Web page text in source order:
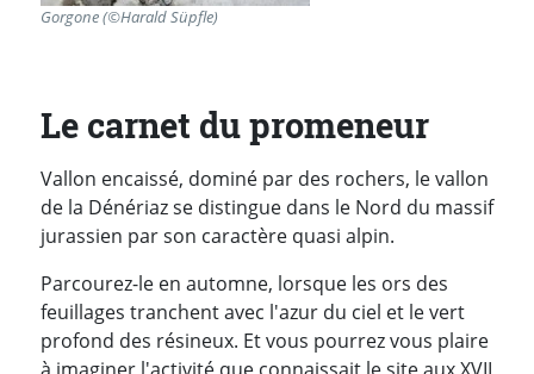
Gorgone (©Harald Süpfle)
Le carnet du promeneur
Vallon encaissé, dominé par des rochers, le vallon
de la Dénériaz se distingue dans le Nord du massif
jurassien par son caractère quasi alpin.
Parcourez-le en automne, lorsque les ors des
feuillages tranchent avec l'azur du ciel et le vert
profond des résineux. Et vous pourrez vous plaire